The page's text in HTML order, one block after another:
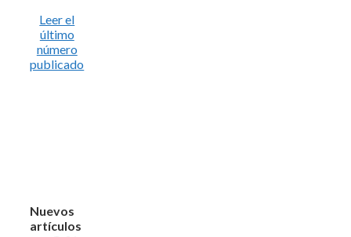
Leer el
último
número
publicado
Nuevos
artículos